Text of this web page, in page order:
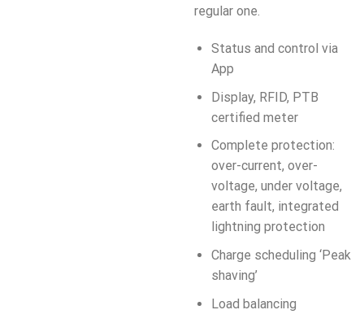
regular one.
Status and control via
App
Display, RFID, PTB
certified meter
Complete protection:
over-current, over-
voltage, under voltage,
earth fault, integrated
lightning protection
Charge scheduling ‘Peak
shaving’
Load balancing